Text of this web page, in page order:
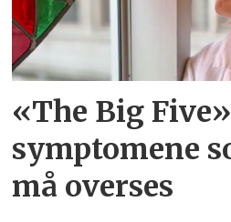
«The Big
symptomene
må overses